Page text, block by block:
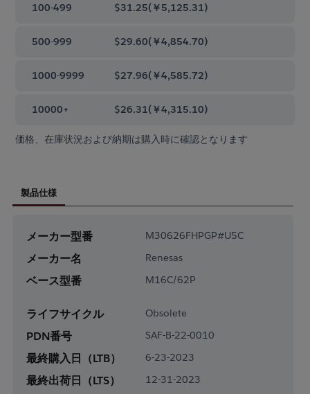
100-499 $31.25(￥5,125.31)
500-999 $29.60(￥4,854.70)
1000-9999 $27.96(￥4,585.72)
10000+ $26.31(￥4,315.10)
価格、在庫状況および納期は購入時に確認となります
製品仕様
メーカー型番 M30626FHPGP#U5C
メーカー名 Renesas
ベース型番 M16C/62P
ライフサイクル Obsolete
PDN番号 SAF-B-22-0010
最終購入日（LTB） 6-23-2023
最終出荷日（LTS） 12-31-2023